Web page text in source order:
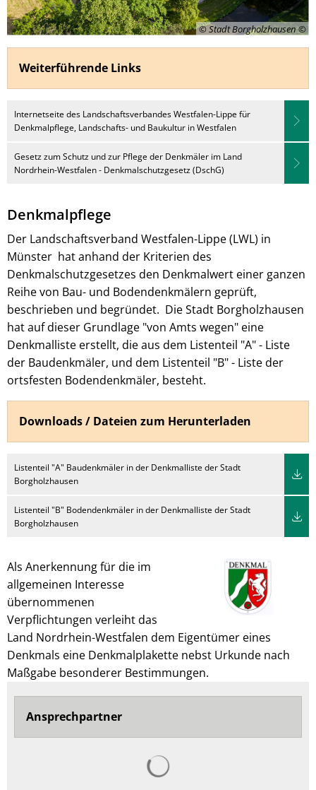
© Stadt Borgholzhausen
Weiterführende Links
Internetseite des Landschaftsverbandes Westfalen-Lippe für
Denkmalpflege, Landschafts- und Baukultur in Westfalen
Gesetz zum Schutz und zur Pflege der Denkmäler im Land
Nordrhein-Westfalen - Denkmalschutzgesetz (DschG)
Denkmalpflege
Der Landschaftsverband Westfalen-Lippe (LWL) in
Münster hat anhand der Kriterien des
Denkmalschutzgesetzes den Denkmalwert einer ganzen
Reihe von Bau- und Bodendenkmälern geprüft,
beschrieben und begründet. Die Stadt Borgholzhausen
hat auf dieser Grundlage "von Amts wegen" eine
Denkmalliste erstellt, die aus dem Listenteil "A" - Liste
der Baudenkmäler, und dem Listenteil "B" - Liste der
ortsfesten Bodendenkmäler, besteht.
Downloads / Dateien zum Herunterladen
Listenteil "A" Baudenkmäler in der Denkmalliste der Stadt
Borgholzhausen
Listenteil "B" Bodendenkmäler in der Denkmalliste der Stadt
Borgholzhausen
Als Anerkennung für die im
allgemeinen Interesse
übernommenen
Verpflichtungen verleiht das
Land Nordrhein-Westfalen dem Eigentümer eines
Denkmals eine Denkmalplakette nebst Urkunde nach
Maßgabe besonderer Bestimmungen.
Ansprechpartner